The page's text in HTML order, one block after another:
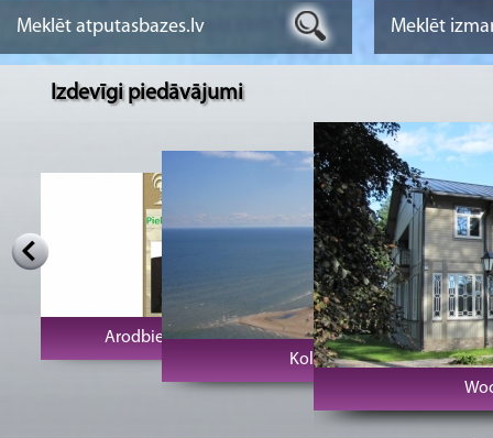
Izdevīgi piedāvājumi
Kolkas rags un bāka
Arodbiedrību klubs Vecrīga